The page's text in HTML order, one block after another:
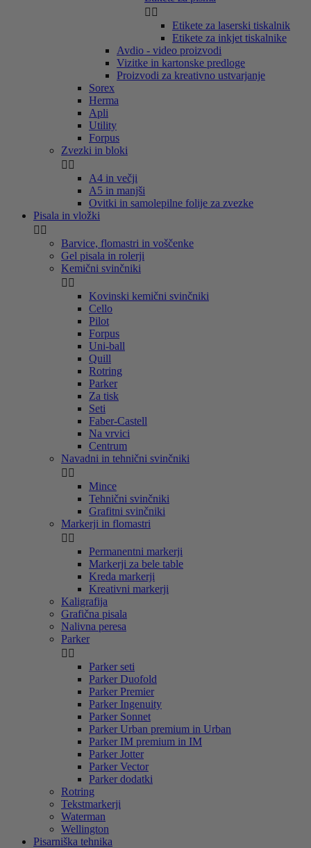
 
Etikete za laserski tiskalnik
Etikete za inkjet tiskalnike
Avdio - video proizvodi
Vizitke in kartonske predloge
Proizvodi za kreativno ustvarjanje
Sorex
Herma
Apli
Utility
Forpus
Zvezki in bloki
 
A4 in večji
A5 in manjši
Ovitki in samolepilne folije za zvezke
Pisala in vložki
 
Barvice, flomastri in voščenke
Gel pisala in rolerji
Kemični svinčniki
 
Kovinski kemični svinčniki
Cello
Pilot
Forpus
Uni-ball
Quill
Rotring
Parker
Za tisk
Seti
Faber-Castell
Na vrvici
Centrum
Navadni in tehnični svinčniki
 
Mince
Tehnični svinčniki
Grafitni svinčniki
Markerji in flomastri
 
Permanentni markerji
Markerji za bele table
Kreda markerji
Kreativni markerji
Kaligrafija
Grafična pisala
Nalivna peresa
Parker
 
Parker seti
Parker Duofold
Parker Premier
Parker Ingenuity
Parker Sonnet
Parker Urban premium in Urban
Parker IM premium in IM
Parker Jotter
Parker Vector
Parker dodatki
Rotring
Tekstmarkerji
Waterman
Wellington
Pisarniška tehnika